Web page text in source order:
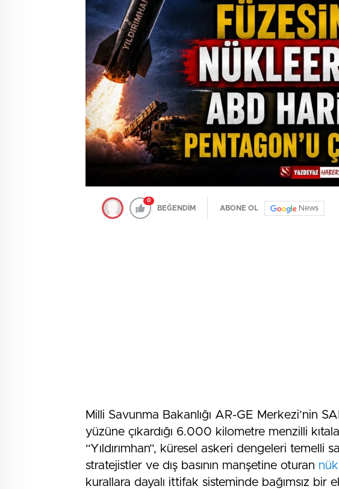
0
BEĞENDİM ABONE OL News
Milli Savunma Bakanlığı AR-GE Merkezi’nin
yüzüne çıkardığı 6.000 kilometre menzilli
“Yıldırımhan”, küresel askeri dengeleri temelli
stratejistler ve dış basının manşetine oturan
kurallara dayalı ittifak sisteminde bağımsız bir